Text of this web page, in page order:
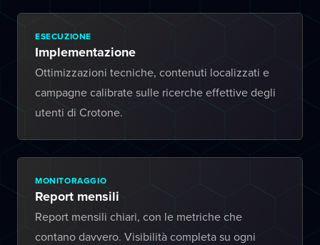
ESECUZIONE
Implementazione
Ottimizzazioni tecniche, contenuti localizzati e
campagne calibrate sulle ricerche effettive degli
utenti di Crotone.
MONITORAGGIO
Report mensili
Report mensili chiari, con le metriche che
contano davvero. Visibilità completa su ogni